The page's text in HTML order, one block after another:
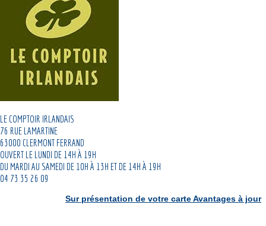
LE COMPTOIR IRLANDAIS
76 RUE LAMARTINE
63000 CLERMONT FERRAND
OUVERT LE LUNDI DE 14H À 19H
DU MARDI AU SAMEDI DE 10H À 13H ET DE 14H À 19H
04 73 35 26 09
Sur présentation de votre carte Avantages à jour